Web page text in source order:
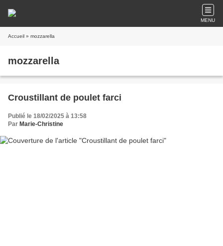
MENU
Accueil » mozzarella
mozzarella
Croustillant de poulet farci
Publié le 18/02/2025 à 13:58
Par Marie-Christine